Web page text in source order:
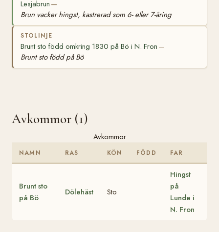
Lesjabrun —
Brun vacker hingst, kastrerad som 6- eller 7-åring
STOLINJE
Brunt sto född omkring 1830 på Bö i N. Fron —
Brunt sto född på Bö
Avkommor (1)
Avkommor
NAMN RAS KÖN FÖDD FAR
Brunt sto
på Bö
Dölehäst Sto
Hingst
på
Lunde i
N. Fron